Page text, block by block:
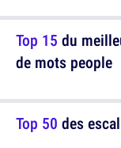
Top 50 des
Top 15 du
de mots people